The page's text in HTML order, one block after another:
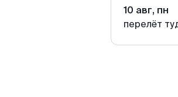
10 авг, пн
перелёт